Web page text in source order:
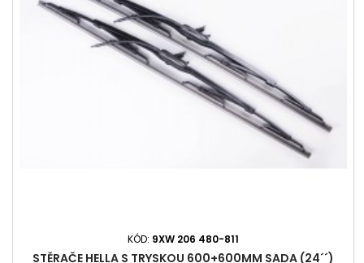
KÓD: 9XW 206 480-811
STĚRAČE HELLA S TRYSKOU 600+600MM SADA (24´´)